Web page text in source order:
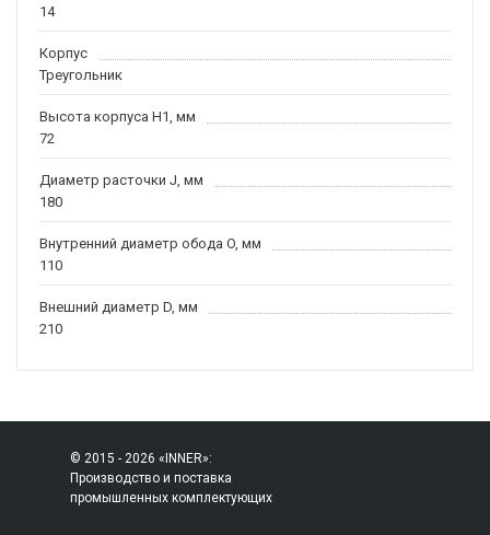
14
Корпус
Треугольник
Высота корпуса H1, мм
72
Диаметр расточки J, мм
180
Внутренний диаметр обода O, мм
110
Внешний диаметр D, мм
210
© 2015 - 2026 «INNER»:
Производство и поставка
промышленных комплектующих